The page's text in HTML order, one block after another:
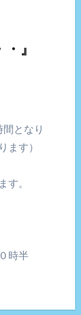
』
となり
ます）
す。
時半